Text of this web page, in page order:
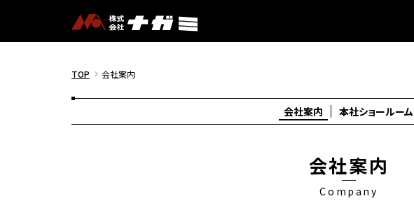
TOP 会社案内
会社案内 本社ショールーム
会社案内
Company